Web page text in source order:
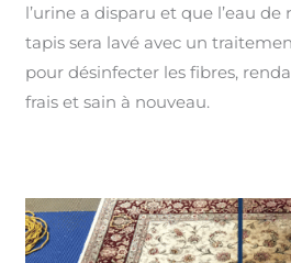
l’urine a disparu et que l’eau de
tapis sera lavé avec un
pour désinfecter les fibres,
frais et sain à nouveau.